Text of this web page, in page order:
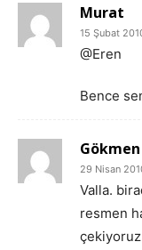
Murat
15 Şubat
@Eren
Bence
Gökmen
29 Nisan
Valla.
resmen